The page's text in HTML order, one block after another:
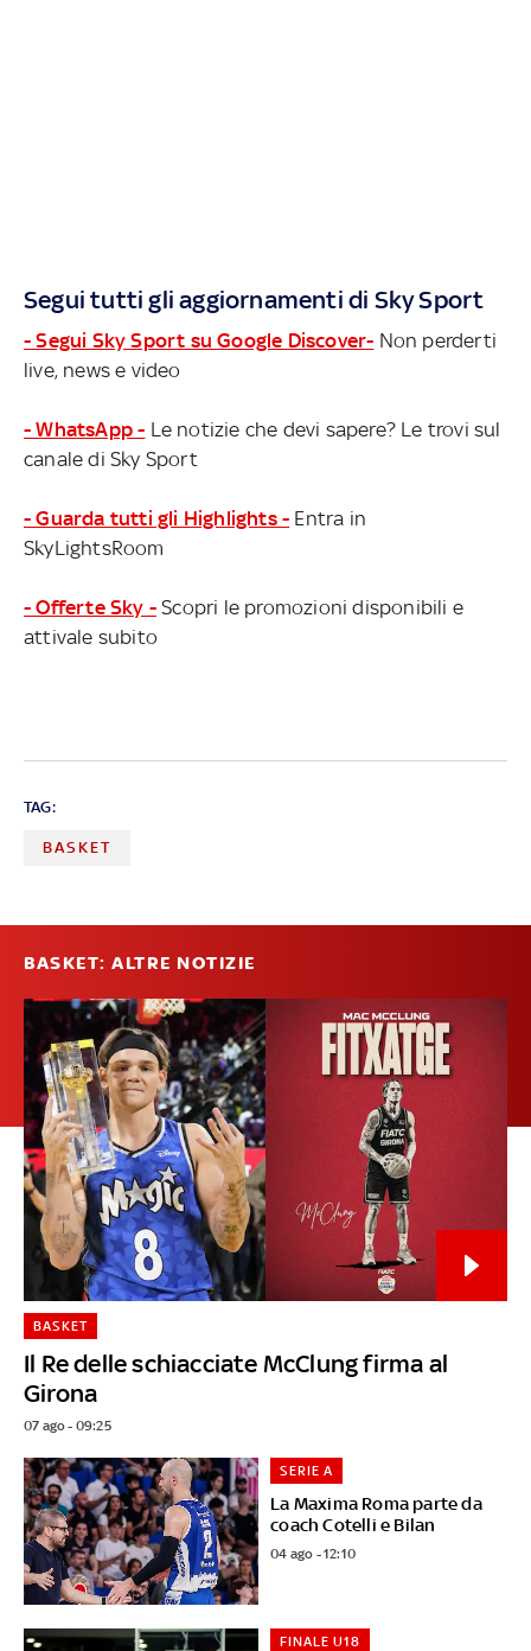
Segui tutti gli aggiornamenti di Sky Sport
- Segui Sky Sport su Google Discover- Non perderti
live, news e video
- WhatsApp - Le notizie che devi sapere? Le trovi sul
canale di Sky Sport
- Guarda tutti gli Highlights - Entra in
SkyLightsRoom
- Offerte Sky - Scopri le promozioni disponibili e
attivale subito
TAG:
BASKET
BASKET: ALTRE NOTIZIE
Il Re delle schiacciate McClung firma al
Girona
BASKET
07 ago - 09:25
La Maxima Roma parte da
coach Cotelli e Bilan
SERIE A
04 ago - 12:10
FINALE U18